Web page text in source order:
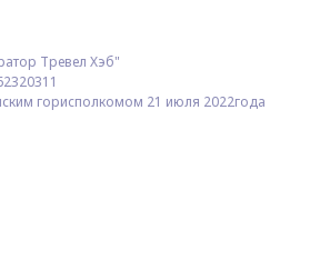
Тревел Хэб"
горисполкомом 21 июля 2022года